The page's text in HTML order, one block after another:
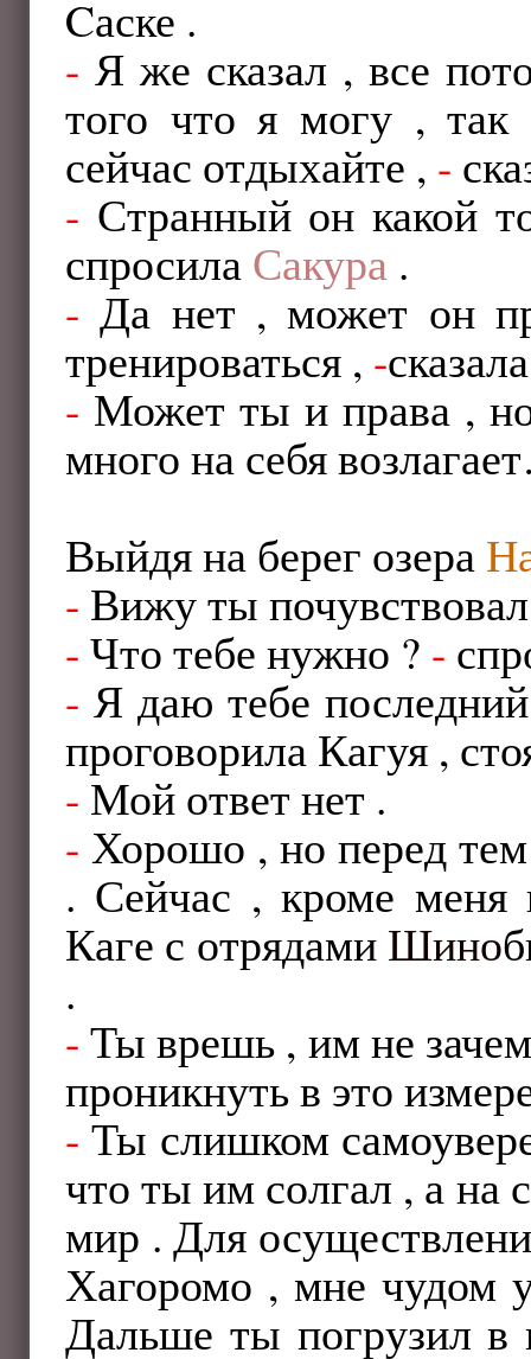
Cаске .
- Я же сказал , все
того что я могу , так
сейчас отдыхайте , -
- Странный он какой
спросилаСакура .
- Да нет , может он
тренироваться , -
- Может ты и права ,
много на себя
Выйдя на берег озера
- Вижу ты
-Что тебе нужно ? -
- Я даю тебе
проговорила Кагуя ,
- Мой ответ нет .
- Хорошо , но перед тем
. Сейчас , кроме меня
Каге с отрядамиШино
.
-Ты врешь , им не
проникнуть в это
- Ты слишком
что ты им солгал , а на
мир . Для
Хагоромо , мне чудом
Дальше ты погрузил в